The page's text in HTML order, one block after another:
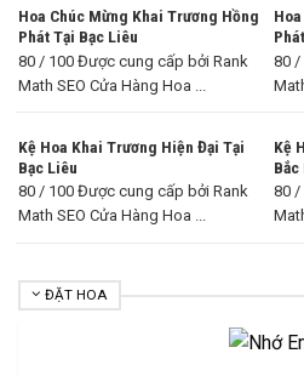
Hoa Chúc Mừng Khai Trương Hồng
Phát Tại Bạc Liêu
80 / 100 Được cung cấp bởi Rank
Math SEO Cửa Hàng Hoa ...
80 /
Kệ Hoa Khai Trương Hiện Đại Tại
Bạc Liêu
80 / 100 Được cung cấp bởi Rank
Math SEO Cửa Hàng Hoa ...
Kệ
Bắc
80 /
ĐẶT HOA